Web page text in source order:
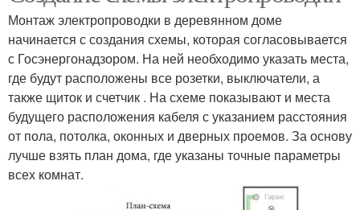
Монтаж электропроводки в деревянном доме
начинается с создания схемы, которая согласовывается
с Госэнергонадзором. На ней необходимо указать места,
где будут расположены все розетки, выключатели, а
также щиток и счетчик . На схеме показывают и места
будущего расположения кабеля с указанием расстояния
от пола, потолка, оконных и дверных проемов. За основу
лучше взять план дома, где указаны точные параметры
всех комнат.